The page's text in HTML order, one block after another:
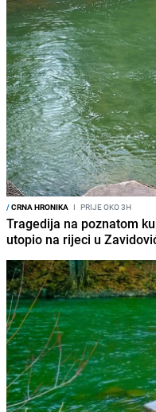
/CRNA HRONIKA I PRIJE OKO 3H
Tragedija na poznatom
utopio na rijeci u